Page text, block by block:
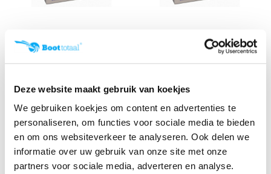
Deze website maakt gebruik van koekjes
We gebruiken koekjes om content en advertenties te
personaliseren, om functies voor sociale media te bieden
en om ons websiteverkeer te analyseren. Ook delen we
informatie over uw gebruik van onze site met onze
partners voor sociale media, adverteren en analyse.
AGM Deep Cycle accu
12V/110Ah
Klik voor voorraad info
AGM Deep Cycle accu 12V
Klik voor voorraad info